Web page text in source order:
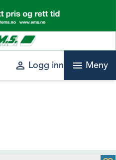
perm_identity Logg inn menu Meny